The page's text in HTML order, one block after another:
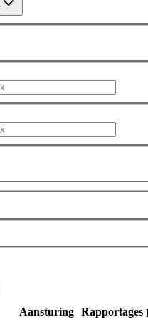
Aansturing Rapportages